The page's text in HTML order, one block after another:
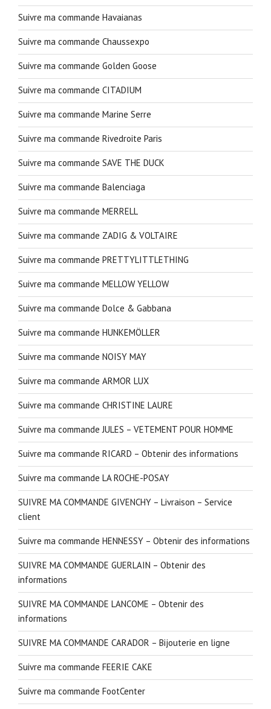
Suivre ma commande Havaianas
Suivre ma commande Chaussexpo
Suivre ma commande Golden Goose
Suivre ma commande CITADIUM
Suivre ma commande Marine Serre
Suivre ma commande Rivedroite Paris
Suivre ma commande SAVE THE DUCK
Suivre ma commande Balenciaga
Suivre ma commande MERRELL
Suivre ma commande ZADIG & VOLTAIRE
Suivre ma commande PRETTYLITTLETHING
Suivre ma commande MELLOW YELLOW
Suivre ma commande Dolce & Gabbana
Suivre ma commande HUNKEMÖLLER
Suivre ma commande NOISY MAY
Suivre ma commande ARMOR LUX
Suivre ma commande CHRISTINE LAURE
Suivre ma commande JULES – VETEMENT POUR HOMME
Suivre ma commande RICARD – Obtenir des informations
Suivre ma commande LA ROCHE-POSAY
SUIVRE MA COMMANDE GIVENCHY – Livraison – Service
client
Suivre ma commande HENNESSY – Obtenir des informations
SUIVRE MA COMMANDE GUERLAIN – Obtenir des
informations
SUIVRE MA COMMANDE LANCOME – Obtenir des
informations
SUIVRE MA COMMANDE CARADOR – Bijouterie en ligne
Suivre ma commande FEERIE CAKE
Suivre ma commande FootCenter